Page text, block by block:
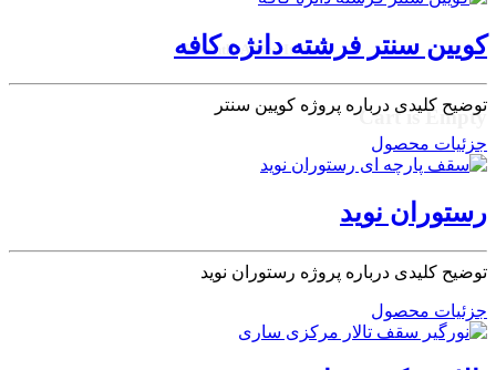
Recently Added Items:
Cart is Empty
کویین سنتر فرشته دانژه کافه
توضیح کلیدی درباره پروژه کویین سنتر
جزئیات محصول
رستوران نوید
توضیح کلیدی درباره پروژه رستوران نوید
جزئیات محصول